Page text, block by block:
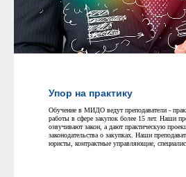
Упор на практику
Обучение в МИДО ведут преподаватели -
работы в сфере закупок более 15 лет. Наши
озвучивают закон, а дают практическую
законодательства о закупках. Наши
юристы, контрактные управляющие,